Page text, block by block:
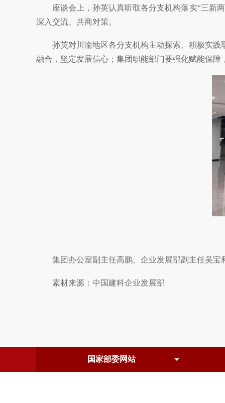
座谈会上，孙英认真听取各分支机构落实“三新两
深入交流、共商对策。
孙英对川渝地区各分支机构主动探索、积极实践
融合，坚定发展信心；集团职能部门要强化赋能保
集团办公室副主任高鹏、企业发展部副主任吴宝
素材来源：中国建科企业发展部